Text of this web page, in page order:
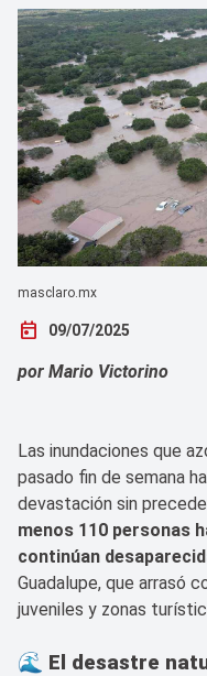
masclaro.mx
today 09/07/2025
por Mario Victorino
Las inundaciones que
pasado fin de semana
devastación sin
menos 110 personas
continúan
Guadalupe, que arrasó
juveniles y zonas
🌊 El desastre